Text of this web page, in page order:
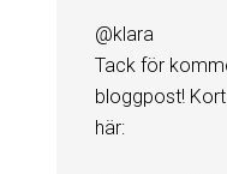
@klara
Tack för
bloggpost!
här: